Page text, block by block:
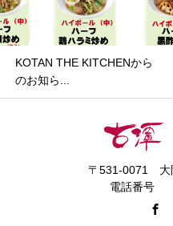
KOTAN THE KITCHENから
のお知ら...
〒531-0071 大
電話番号